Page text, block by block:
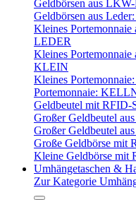
Geldbörsen aus
Geldbörsen aus
Kleines
LEDER
Kleines
KLEIN
Kleines
Portemonnaie:
Geldbeutel mit
Großer Geldbeutel
Großer Geldbeutel
Große Geldbörse mit
Kleine Geldbörse mit
Umhängetaschen &
Zur Kategorie